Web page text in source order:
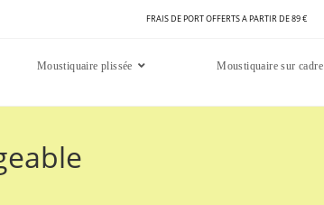
FRAIS DE PORT OFFERTS A PARTIR DE 89 €
Moustiquaire plissée Moustiquaire sur cadre